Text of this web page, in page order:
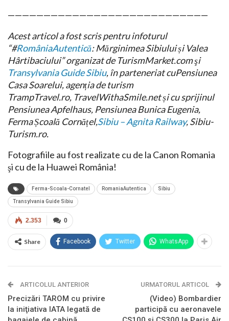
————————————————————————————
Acest articol a fost scris pentru infoturul
“#RomâniaAutentică‬: Mărginimea Sibiului și Valea
Hârtibaciului” organizat de TurismMarket.com şi
Transylvania Guide Sibiu, în parteneriat cuPensiunea
Casa Soarelui, agenția de turism
TrampTravel.ro, TravelWithaSmile.net și cu sprijinul
Pensiunea Apfelhaus, Pensiunea Bunica Eugenia,
Ferma Școală Cornățel,Sibiu – Agnita Railway, Sibiu-
Turism.ro.
Fotografiile au fost realizate cu de la Canon Romania
şi cu de la Huawei România!
Ferma-Scoala-Cornatel RomaniaAutentica Sibiu
Transylvania Guide Sibiu
0
2.353
Share Facebook Twitter WhatsApp
ARTICOLUL ANTERIOR
Precizări TAROM cu privire
la iniţiativa IATA legată de
URMATORUL ARTICOL
(Video) Bombardier
participă cu aeronavele